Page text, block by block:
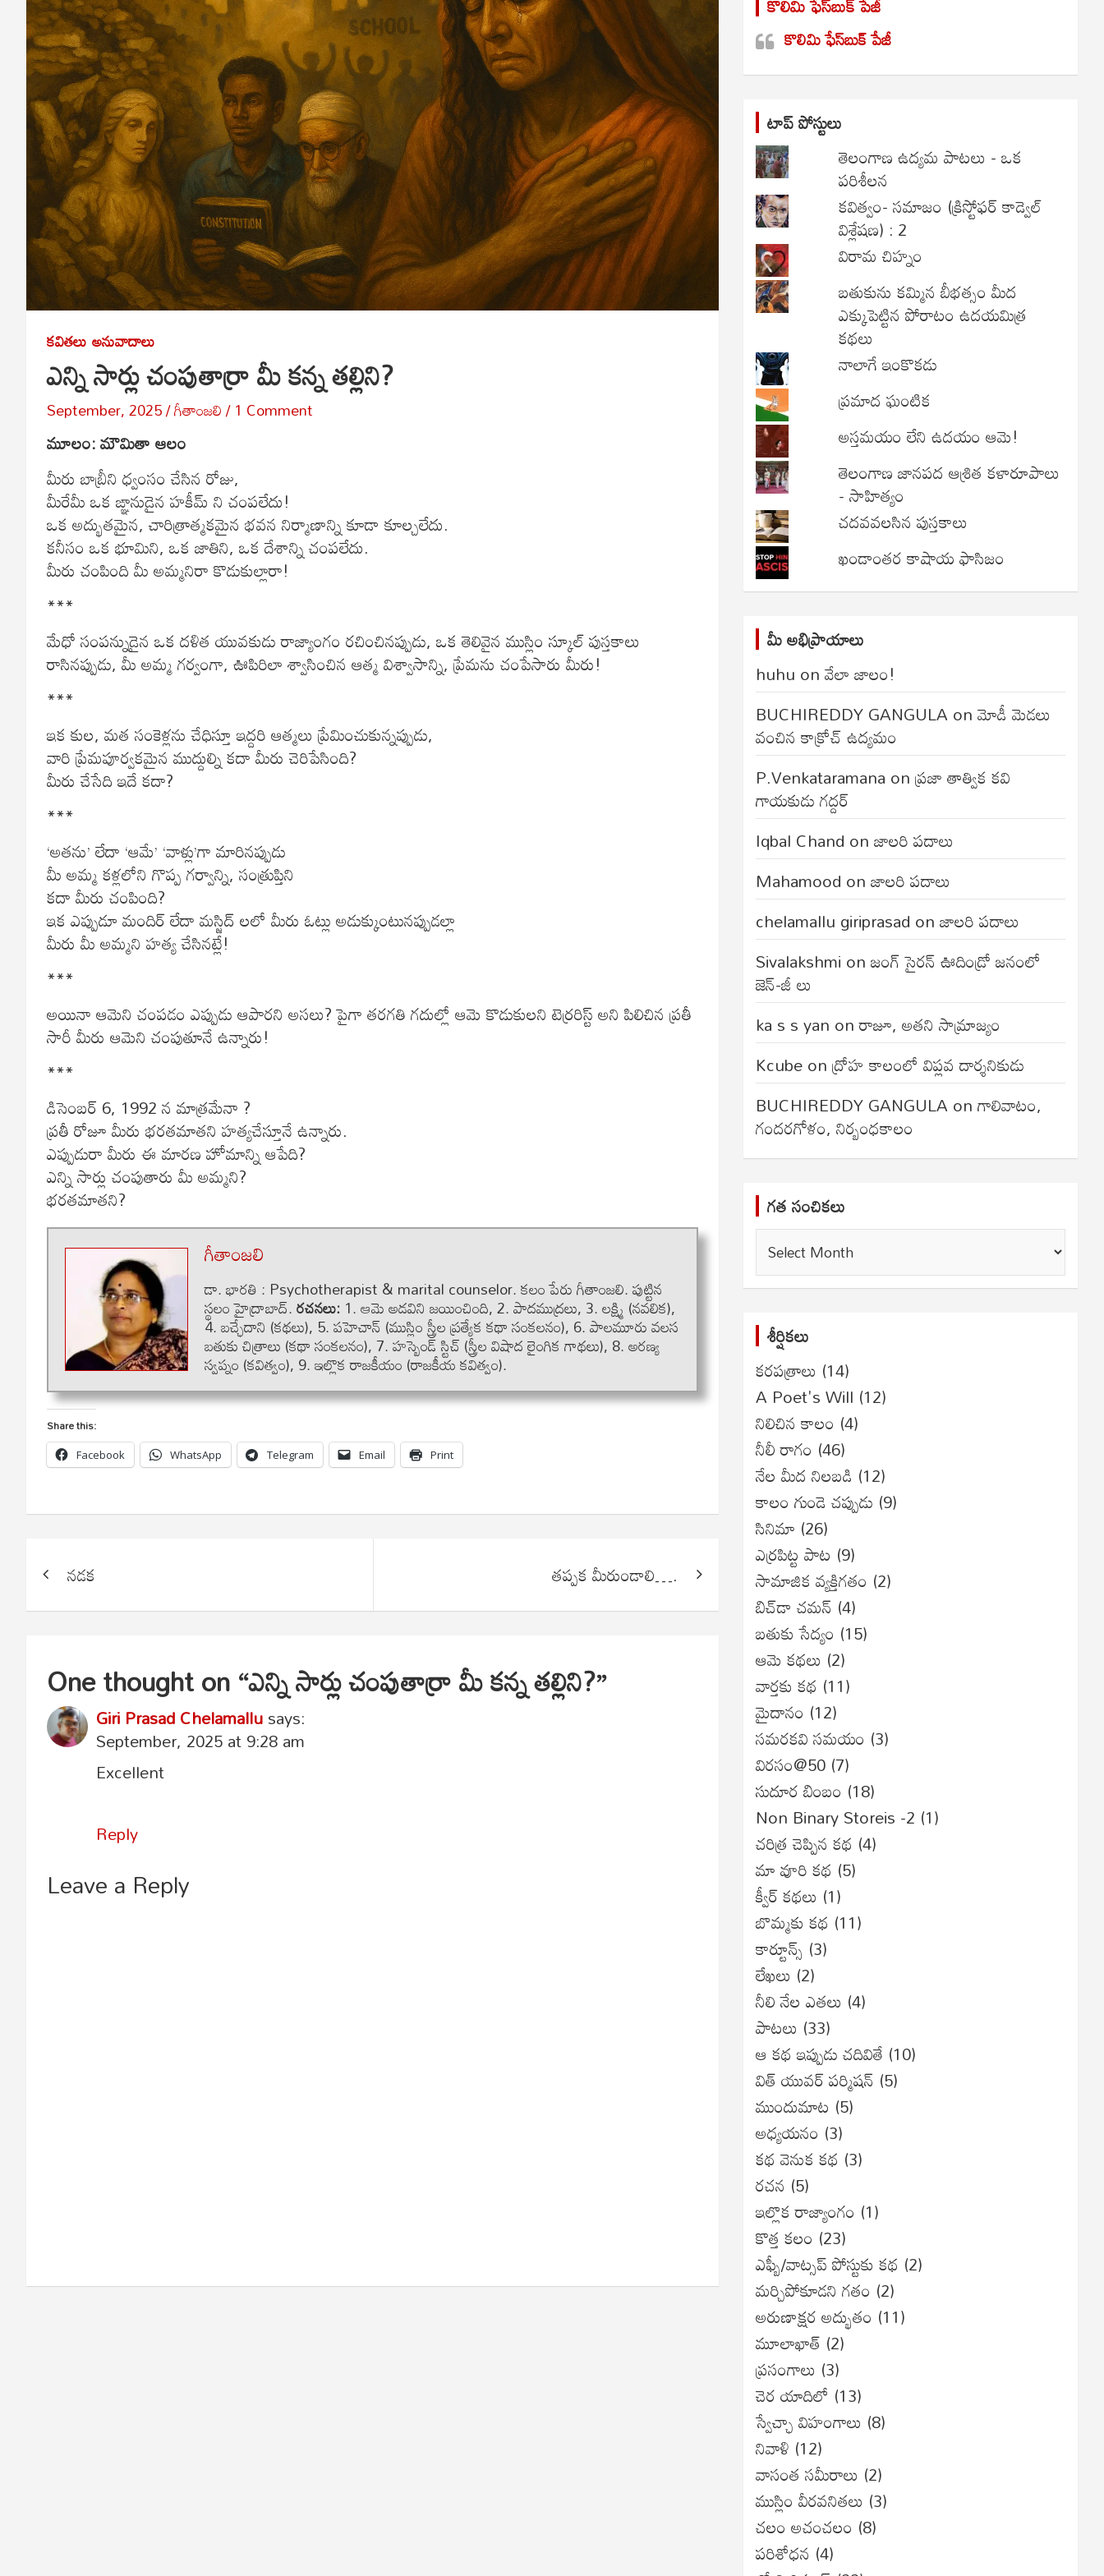
కవితలుఅనువాదాలు
ఎన్ని సార్లు చంపుతార్రా మీ కన్న తల్లిని?
September, 2025 గీతాంజలి 1 Comment
మూలం: మౌమితా ఆలం
మీరు బాబ్రీని ధ్వంసం చేసిన రోజు,
మీరేమీ ఒక ఙ్ఞానుడైన హకీమ్ ని చంపలేదు!
ఒక అద్భుతమైన, చారిత్రాత్మకమైన భవన నిర్మాణాన్ని కూడా కూల్చలేదు.
కనీసం ఒక భూమిని, ఒక జాతిని, ఒక దేశాన్ని చంపలేదు.
మీరు చంపింది మీ అమ్మనిరా కొడుకుల్లారా!
***
మేధో సంపన్నుడైన ఒక దళిత యువకుడు రాజ్యాంగం రచించినప్పుడు, ఒక తెలివైన ముస్లిం స్కూల్ పుస్తకాలు
రాసినప్పుడు, మీ అమ్మ గర్వంగా, ఊపిరిలా శ్వాసించిన ఆత్మ విశ్వాసాన్ని, ప్రేమను చంపేసారు మీరు!
***
ఇక కుల, మత సంకెళ్లను చేధిస్తూ ఇద్దరి ఆత్మలు ప్రేమించుకున్నప్పుడు,
వారి ప్రేమపూర్వకమైన ముద్దుల్ని కదా మీరు చెరిపేసింది?
మీరు చేసేది ఇదే కదా?
***
‘అతను’ లేదా ‘ఆమే’ ‘వాళ్లు’గా మారినప్పుడు
మీ అమ్మ కళ్లలోని గొప్ప గర్వాన్ని, సంత్రుప్తిని
కదా మీరు చంపింది?
ఇక ఎప్పుడూ మందిర్ లేదా మస్జిద్ లలో మీరు ఓట్లు అడుక్కుంటునప్పుడల్లా
మీరు మీ అమ్మని హత్య చేసినట్లే!
***
అయినా ఆమెని చంపడం ఎప్పుడు ఆపారని అసలు? పైగా తరగతి గదుల్లో ఆమె కొడుకులని టెర్రరిస్ట్ అని పిలిచిన ప్రతీ
సారీ మీరు ఆమెని చంపుతూనే ఉన్నారు!
***
డిసెంబర్ 6, 1992 న మాత్రమేనా ?
ప్రతీ రోజూ మీరు భరతమాతని హత్యచేస్తూనే ఉన్నారు.
ఎప్పుడురా మీరు ఈ మారణ హోమాన్ని ఆపేది?
ఎన్ని సార్లు చంపుతారు మీ అమ్మని?
భరతమాతని?
గీతాంజలి
డా. భారతి : Psychotherapist & marital counselor. కలం పేరు గీతాంజలి. పుట్టిన
స్థలం హైద్రాబాద్.ర‌చ‌న‌లు:1. ఆమె అడవిని జయించింది, 2. పాదముద్రలు, 3. లక్ష్మి (నవలిక),
4. బచ్ఛేదాని (కథలు), 5. ప‌హెచాన్‌ (ముస్లిం స్త్రీల ప్రత్యేక కథా సంకలనం), 6. పాలమూరు వలస
బతుకు చిత్రాలు (కథా సంకలనం), 7. హస్బెండ్ స్టిచ్ (స్త్రీల విషాద లైంగిక గాథలు), 8. అరణ్య
స్వప్నం (కవిత్వం), 9. ఇల్లొక రాజకీయం (రాజకీయ కవిత్వం).
Share this:
Facebook WhatsApp Telegram Email Print
Post
navigation
నడక తప్పక మీరుండాలి….
One thought on “ఎన్ని సార్లు చంపుతార్రా మీ కన్న తల్లిని?”
Giri Prasad Chelamallusays:
September, 2025 at 9:28 am
Excellent
Reply
Leave a Reply
c
h కొలిమి ఫేస్‌బుక్ పేజీ
టాప్ పోస్టులు
తెలంగాణ ఉద్యమ పాటలు - ఒక
పరిశీలన
కవిత్వం- సమాజం (క్రిస్టోఫర్ కాడ్వెల్
విశ్లేషణ) : 2
విరామ చిహ్నం
బతుకును కమ్మిన బీభత్సం మీద
ఎక్కుపెట్టిన పోరాటం ఉదయమిత్ర
కథలు
నాలాగే ఇంకొకడు
ప్రమాద ఘంటిక
అస్తమయం లేని ఉదయం ఆమె!
తెలంగాణ జానపద ఆశ్రిత కళారూపాలు
- సాహిత్యం
చదవవలసిన పుస్తకాలు
ఖండాంతర కాషాయ ఫాసిజం
మీ అభిప్రాయాలు
huhu onవేలా జాలం!
BUCHIREDDY GANGULA onమోడీ మెడలు
వంచిన కాక్రోచ్ ఉద్యమం
P.Venkataramana onప్రజా తాత్విక కవి
గాయకుడు గద్దర్
Iqbal Chand onజాలరి పదాలు
Mahamood onజాలరి పదాలు
chelamallu giriprasad onజాలరి పదాలు
Sivalakshmi onజంగ్‌ సైరన్‌ ఊదిండ్రో జనంలో
జెన్-జీ లు
ka s s yan onరాజూ, అతని సామ్రాజ్యం
Kcubeonద్రోహ కాలంలో విప్లవ దార్శనికుడు
BUCHIREDDY GANGULA onగాలివాటం,
గందరగోళం, నిర్బంధకాలం
గత సంచికలు
గత
సంచికలు
శీర్షికలు
కరపత్రాలు (14)
A Poet's Will (12)
నిలిచిన కాలం (4)
నీలీ రాగం (46)
నేల మీద నిలబడి (12)
కాలం గుండె చప్పుడు (9)
సినిమా (26)
ఎర్రపిట్ట పాట (9)
సామాజిక వ్యక్తిగతం (2)
బిచ్‌డా చమన్ (4)
బతుకు సేద్యం (15)
ఆమె కథలు (2)
వార్తకు కథ (11)
మైదానం (12)
సమరకవి సమయం (3)
విరసం@50 (7)
సుదూర బింబం (18)
Non Binary Storeis -2 (1)
చరిత్ర చెప్పిన కథ (4)
మా వూరి కథ (5)
క్వీర్ కథలు (1)
బొమ్మకు కథ (11)
కార్టూన్స్ (3)
లేఖలు (2)
నీలి నేల ఎతలు (4)
పాటలు (33)
ఆ కథ ఇప్పుడు చదివితే (10)
విత్ యువర్ పర్మిషన్ (5)
ముందుమాట (5)
అధ్యయనం (3)
కథ వెనుక కథ (3)
రచన (5)
ఇల్లొక రాజ్యాంగం (1)
కొత్త కలం (23)
ఎఫ్బీ/వాట్సప్ పోస్టుకు కథ (2)
మర్చిపోకూడని గతం (2)
అరుణాక్షర అద్భుతం (11)
మూలాఖాత్ (2)
ప్రసంగాలు (3)
చెర యాదిలో (13)
స్వేచ్ఛా విహంగాలు (8)
నివాళి (12)
వాసంత సమీరాలు (2)
ముస్లిం వీరవనితలు (3)
చలం అచంచలం (8)
ప‌రిశోధ‌న‌ (4)